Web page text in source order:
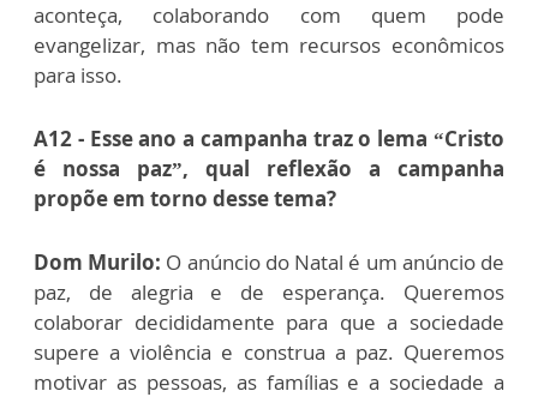
aconteça, colaborando com quem pode
evangelizar, mas não tem recursos econômicos
para isso.
A12 - Esse ano a campanha traz o lema “Cristo
é nossa paz”​, qual reflexão a campanha
propõe em torno desse tema?
Dom Murilo: O anúncio do Natal é um anúncio de
paz, de alegria e de esperança. Queremos
colaborar decididamente para que a sociedade
supere a violência e construa a paz. Queremos
motivar as pessoas, as famílias e a sociedade a